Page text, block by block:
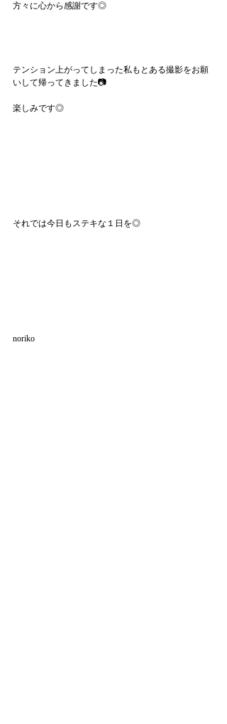
方々に心から感謝です◎
テンション上がってしまった私もとある撮影をお願
いして帰ってきました📷
楽しみです◎
それでは今日もステキな１日を◎
noriko